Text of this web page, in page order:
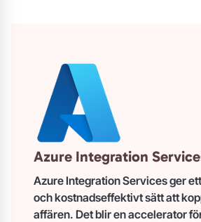
Azure Integration
Azure Integration Services ger ett
och kostnadseffektivt sätt att
affären. Det blir en accelerator